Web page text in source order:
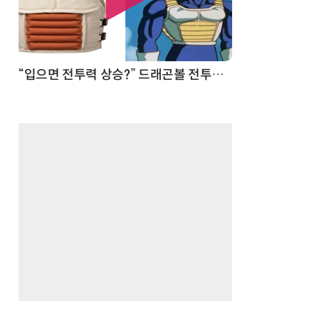
“입으면 전투력 상승?” 드래곤볼 전투복 닮은 중량조끼